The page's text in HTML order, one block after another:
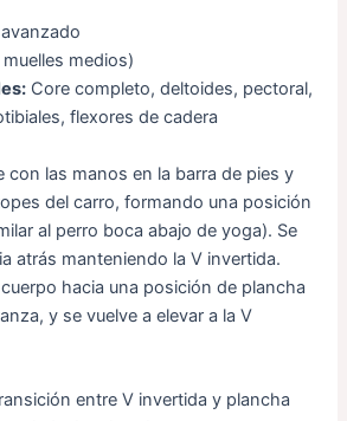
medios)
Core completo, deltoides, pectoral,
flexores de cadera
con las manos en la barra de pies y
del carro, formando una posición
al perro boca abajo de yoga). Se
atrás manteniendo la V invertida.
hacia una posición de plancha
y se vuelve a elevar a la V
entre V invertida y plancha